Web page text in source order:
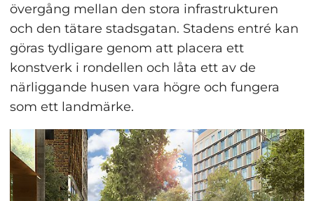
övergång mellan den stora infrastrukturen
och den tätare stadsgatan. Stadens entré kan
göras tydligare genom att placera ett
konstverk i rondellen och låta ett av de
närliggande husen vara högre och fungera
som ett landmärke.